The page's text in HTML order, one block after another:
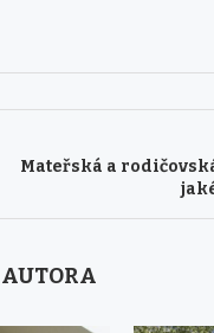
Mateřská a